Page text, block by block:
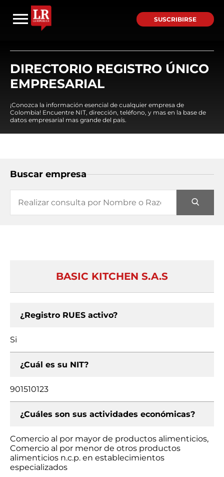
SUSCRIBIRSE
DIRECTORIO REGISTRO ÚNICO
EMPRESARIAL
¡Conozca la información esencial de cualquier empresa de
Colombia! Encuentre NIT, dirección, teléfono, y mas en la base de
datos empresarial mas grande del país.
Buscar empresa
BASIC KITCHEN S.A.S
¿Registro RUES activo?
Si
¿Cuál es su NIT?
901510123
¿Cuáles son sus actividades económicas?
Comercio al por mayor de productos alimenticios,
Comercio al por menor de otros productos
alimenticios n.c.p. en establecimientos
especializados